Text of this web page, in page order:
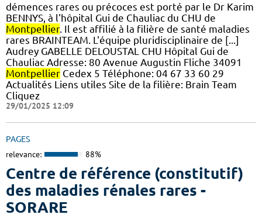
démences rares ou précoces est porté par le Dr Karim
BENNYS, à l'hôpital Gui de Chauliac du CHU de
Montpellier. Il est affilié à la filière de santé maladies
rares BRAINTEAM. L'équipe pluridisciplinaire de [...]
Audrey GABELLE DELOUSTAL CHU Hôpital Gui de
Chauliac Adresse: 80 Avenue Augustin Fliche 34091
Montpellier Cedex 5 Téléphone: 04 67 33 60 29
Actualités Liens utiles Site de la filière: Brain Team
Cliquez
29/01/2025 12:09
PAGES
relevance: 88%
Centre de référence (constitutif)
des maladies rénales rares -
SORARE